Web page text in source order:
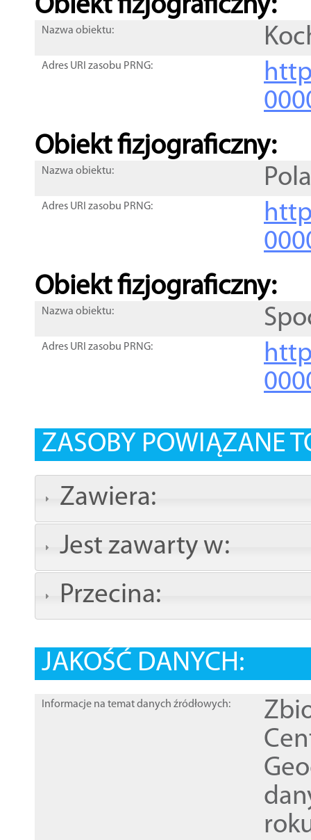
Obiekt fizjograficzny:
Nazwa obiektu:
Adres URI zasobu PRNG:
Obiekt fizjograficzny:
Nazwa obiektu:
Adres URI zasobu PRNG:
Obiekt fizjograficzny:
Nazwa obiektu:
Adres URI zasobu PRNG:
ZASOBY POWIĄZANE
Zawiera:
Jest zawarty w:
Przecina:
JAKOŚĆ DANYCH:
Informacje na temat danych źródłowych: